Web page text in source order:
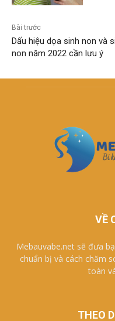
Bài trước
Dấu hiệu dọa sinh non và
non năm 2022 cần lưu ý
VỀ
Mebauvabe.net sẽ đưa
chuẩn bị và cách chăm
toàn
THEO